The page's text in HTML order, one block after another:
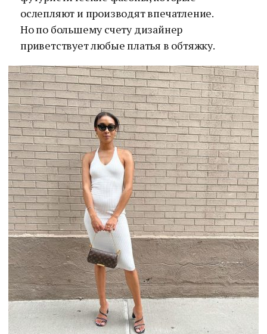
ослепляют и производят впечатление.
Но по большему счету дизайнер
приветствует любые платья в обтяжку.